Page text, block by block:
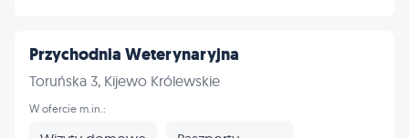
Przychodnia Weterynaryjna
Toruńska 3, Kijewo Królewskie
W ofercie m.in.: